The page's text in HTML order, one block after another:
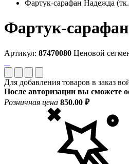
Фартук-сарафан Надежда
Фартук-
Артикул: 87470080 Ценовой
Для добавления товаров в заказ
После авторизации вы сможете
Розничная цена 850.00 ₽